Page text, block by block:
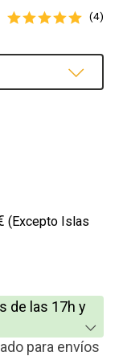
(4)
(Excepto Islas
de las 17h y
para envíos